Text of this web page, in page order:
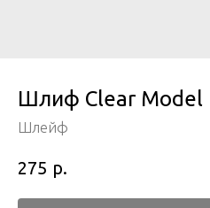
Шлиф Clear Model
Шлейф
275 р.